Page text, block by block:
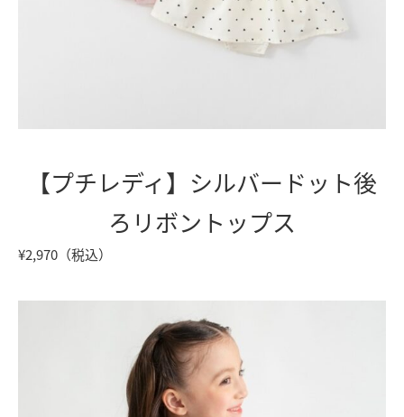
【プチレディ】シルバードット後
ろリボントップス
¥2,970（税込）